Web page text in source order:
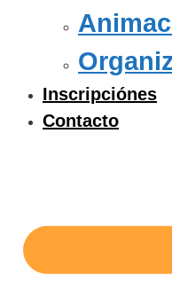
Inscripciónes
Contacto